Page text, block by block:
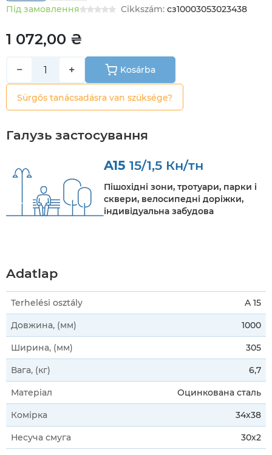
Під замовлення Cikkszám: сз10003053023438
1 072,00 ₴
− + Kosárba
Sürgős tanácsadásra van szüksége?
Галузь застосування
A15 15/1,5 Кн/тн
Пішохідні зони, тротуари, парки і
сквери, велосипедні доріжки,
індивідуальна забудова
Adatlap
Terhelési osztály A 15
Довжина, (мм) 1000
Ширина, (мм) 305
Вага, (кг) 6,7
Матеріал Оцинкована сталь
Комірка 34х38
Несуча смуга 30х2